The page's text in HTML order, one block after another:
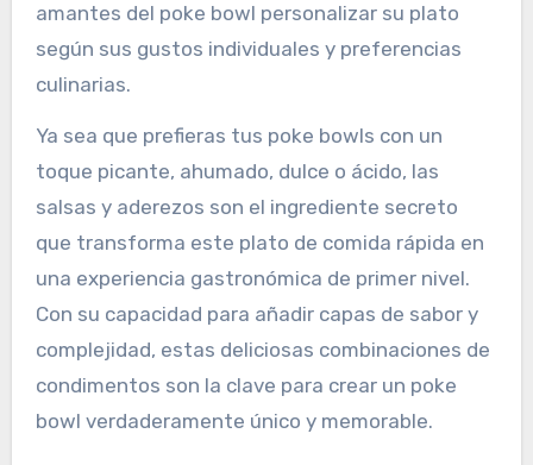
amantes del poke bowl personalizar su plato
según sus gustos individuales y preferencias
culinarias.
Ya sea que prefieras tus poke bowls con un
toque picante, ahumado, dulce o ácido, las
salsas y aderezos son el ingrediente secreto
que transforma este plato de comida rápida en
una experiencia gastronómica de primer nivel.
Con su capacidad para añadir capas de sabor y
complejidad, estas deliciosas combinaciones de
condimentos son la clave para crear un poke
bowl verdaderamente único y memorable.